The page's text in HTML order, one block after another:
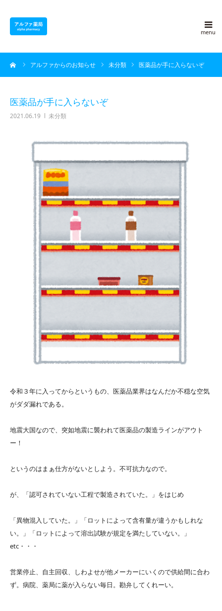
アルファからのお知らせ 未分類 医薬品が手に入らないぞ
医薬品が手に入らないぞ
2021.06.19 未分類
令和３年に入ってからというもの、医薬品業界はなんだか不穏な空気
がダダ漏れである。
地震大国なので、突如地震に襲われて医薬品の製造ラインがアウト
ー！
というのはまぁ仕方がないとしよう。不可抗力なので。
が、「認可されていない工程で製造されていた。」をはじめ
「異物混入していた。」「ロットによって含有量が違うかもしれな
い。」「ロットによって溶出試験が規定を満たしていない。」
etc・・・
営業停止、自主回収、しわよせが他メーカーにいくので供給間に合わ
ず。病院、薬局に薬が入らない毎日。勘弁してくれーい。
採用情報
よくある質問
ブログ
会社概要
お問い合わせ